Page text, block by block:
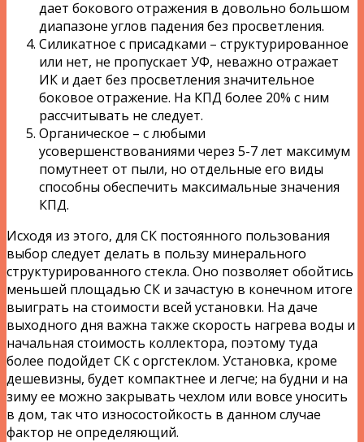
дает бокового отражения в довольно большом
диапазоне углов падения без просветления.
Силикатное с присадками – структурированное
или нет, не пропускает УФ, неважно отражает
ИК и дает без просветления значительное
боковое отражение. На КПД более 20% с ним
рассчитывать не следует.
Органическое – с любыми
усовершенствованиями через 5-7 лет максимум
помутнеет от пыли, но отдельные его виды
способны обеспечить максимальные значения
КПД.
Исходя из этого, для СК постоянного пользования
выбор следует делать в пользу минерального
структурированного стекла. Оно позволяет обойтись
меньшей площадью СК и зачастую в конечном итоге
выиграть на стоимости всей установки. На даче
выходного дня важна также скорость нагрева воды и
начальная стоимость коллектора, поэтому туда
более подойдет СК с оргстеклом. Установка, кроме
дешевизны, будет компактнее и легче; на будни и на
зиму ее можно закрывать чехлом или вовсе уносить
в дом, так что износостойкость в данном случае
фактор не определяющий.